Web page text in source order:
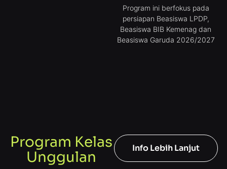
Program ini berfokus pada
persiapan Beasiswa LPDP,
Beasiswa BIB Kemenag dan
Beasiswa Garuda 2026/2027
Program Kelas
Unggulan
Info Lebih Lanjut